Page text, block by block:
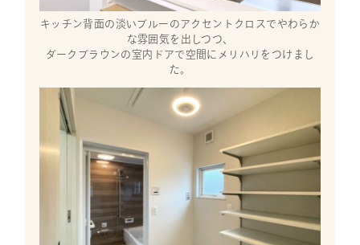
キッチン背面の淡いブルーのアクセントクロスでやわらか
な雰囲気を出しつつ、
ダークブラウンの室内ドアで空間にメリハリをつけまし
た。